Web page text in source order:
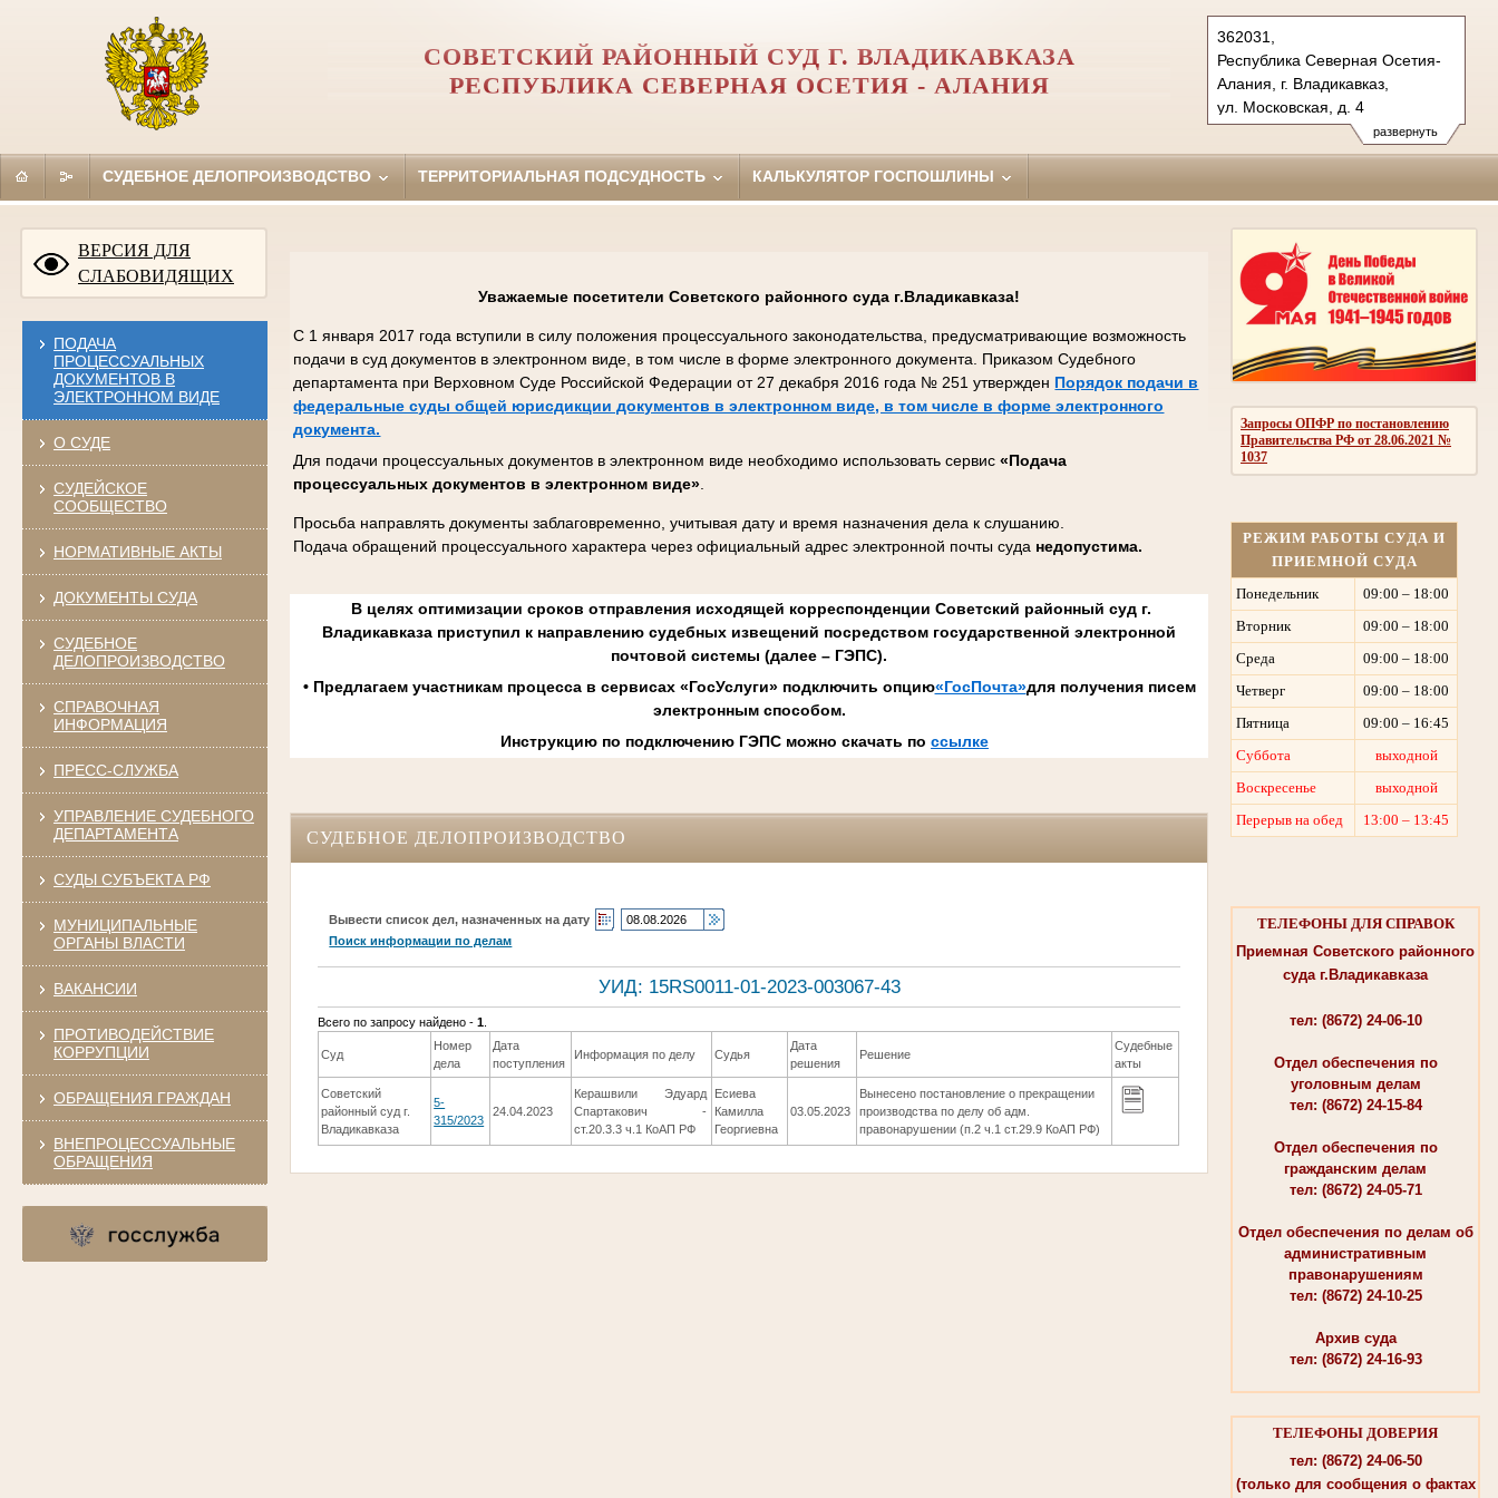
развернуть
362031,
Республика Северная Осетия-
Алания, г. Владикавказ,
ул. Московская, д. 4
Тел.: (8672) 24-06-10
Sovetsky.wlk@sudrf.ru
СОВЕТСКИЙ РАЙОННЫЙ СУД Г. ВЛАДИКАВКАЗА
РЕСПУБЛИКА СЕВЕРНАЯ ОСЕТИЯ - АЛАНИЯ
СУДЕБНОЕ ДЕЛОПРОИЗВОДСТВО ТЕРРИТОРИАЛЬНАЯ ПОДСУДНОСТЬ КАЛЬКУЛЯТОР ГОСПОШЛИНЫ
ВЕРСИЯ ДЛЯ
СЛАБОВИДЯЩИХ
ПОДАЧА
ПРОЦЕССУАЛЬНЫХ
ДОКУМЕНТОВ В
ЭЛЕКТРОННОМ ВИДЕ
О СУДЕ
СУДЕЙСКОЕ
СООБЩЕСТВО
НОРМАТИВНЫЕ АКТЫ
ДОКУМЕНТЫ СУДА
СУДЕБНОЕ
ДЕЛОПРОИЗВОДСТВО
СПРАВОЧНАЯ
ИНФОРМАЦИЯ
ПРЕСС-СЛУЖБА
УПРАВЛЕНИЕ СУДЕБНОГО
ДЕПАРТАМЕНТА
СУДЫ СУБЪЕКТА РФ
МУНИЦИПАЛЬНЫЕ
ОРГАНЫ ВЛАСТИ
ВАКАНСИИ
ПРОТИВОДЕЙСТВИЕ
КОРРУПЦИИ
ОБРАЩЕНИЯ ГРАЖДАН
ВНЕПРОЦЕССУАЛЬНЫЕ
ОБРАЩЕНИЯ
Запросы ОПФР по постановлению
Правительства РФ от 28.06.2021 №
1037
РЕЖИМ РАБОТЫ СУДА И
ПРИЕМНОЙ СУДА
Понедельник
09:00 – 18:00
Вторник
09:00 – 18:00
Среда
09:00 – 18:00
Четверг
09:00 – 18:00
Пятница
09:00 – 16:45
Суббота
выходной
Воскресенье
выходной
Перерыв на обед
13:00 – 13:45
ТЕЛЕФОНЫ ДЛЯ СПРАВОК
Приемная Советского районного
суда г.Владикавказа
тел: (8672) 24-06-10
Отдел обеспечения по
уголовным делам
тел: (8672) 24-15-84
Отдел обеспечения по
гражданским делам
тел: (8672) 24-05-71
Отдел обеспечения по делам об
административным
правонарушениям
тел: (8672) 24-10-25
Архив суда
тел: (8672) 24-16-93
ТЕЛЕФОНЫ ДОВЕРИЯ
тел: (8672) 24-06-50
(только для сообщения о фактах
Уважаемые посетители Советского районного суда г.Владикавказа!
С 1 января 2017 года вступили в силу положения процессуального законодательства, предусматривающие возможность
подачи в суд документов в электронном виде, в том числе в форме электронного документа. Приказом Судебного
департамента при Верховном Суде Российской Федерации от 27 декабря 2016 года № 251 утвержден Порядок подачи в
федеральные суды общей юрисдикции документов в электронном виде, в том числе в форме электронного
документа.
Для подачи процессуальных документов в электронном виде необходимо использовать сервис«Подача
процессуальных документов в электронном виде».
Просьба направлять документы заблаговременно, учитывая дату и время назначения дела к слушанию.
Подача обращений процессуального характера через официальный адрес электронной почты суда недопустима.
В целях оптимизации сроков отправления исходящей корреспонденции Советский районный суд г.
Владикавказа приступил к направлению судебных извещений посредством государственной электронной
почтовой системы (далее – ГЭПС).
• Предлагаем участникам процесса в сервисах «ГосУслуги» подключить опцию«ГосПочта»для получения писем
электронным способом.
Инструкцию по подключению ГЭПС можно скачать по ссылке
СУДЕБНОЕ ДЕЛОПРОИЗВОДСТВО
Вывести список дел, назначенных на дату
Поиск информации по делам
УИД: 15RS0011-01-2023-003067-43
Всего по запросу найдено -1
Суд
Номер
дела
Дата
поступления
Информация по делу Судья
Дата
решения
Решение
Судебные
акты
Советский
районный суд г.
Владикавказа
5-
315/2023
24.04.2023
Керашвили Эдуард
Спартакович -
ст.20.3.3 ч.1 КоАП РФ
Есиева
Камилла
Георгиевна
03.05.2023
Вынесено постановление о прекращении
производства по делу об адм.
правонарушении (п.2 ч.1 ст.29.9 КоАП РФ)